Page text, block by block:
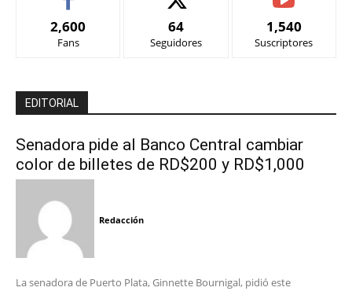
2,600
Fans
64
Seguidores
1,540
Suscriptores
EDITORIAL
Senadora pide al Banco Central cambiar
color de billetes de RD$200 y RD$1,000
Redacción
La senadora de Puerto Plata, Ginnette Bournigal, pidió este